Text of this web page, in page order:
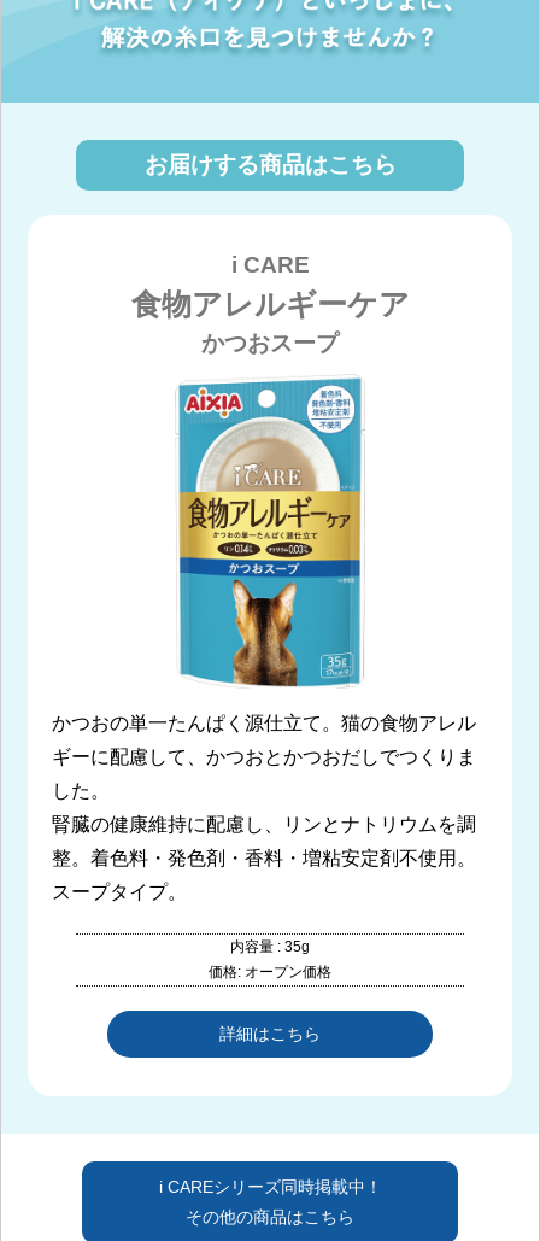
お届けする商品はこちら
i CARE
食物アレルギーケア
かつおスープ
かつおの単一たんぱく源仕立て。猫の食物アレル
ギーに配慮して、かつおとかつおだしでつくりま
した。
腎臓の健康維持に配慮し、リンとナトリウムを調
整。着色料・発色剤・香料・増粘安定剤不使用。
スープタイプ。
内容量 : 35g
価格: オープン価格
詳細はこちら
i CAREシリーズ同時掲載中！
その他の商品はこちら